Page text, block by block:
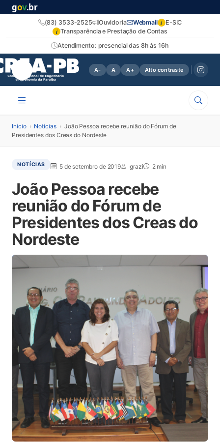
gov.br
Atendimento: presencial das 8h às 16h
(83) 3533-2525 Ouvidoria Webmail i E-SIC
i Transparência e Prestação de Contas
A- A A+ Alto contraste
Início › Notícias › João Pessoa recebe reunião do Fórum de
Presidentes dos Creas do Nordeste
NOTÍCIAS 5 de setembro de 2019 grazi 2 min
João Pessoa recebe
reunião do Fórum de
Presidentes dos Creas do
Nordeste